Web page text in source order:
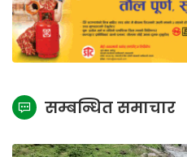
सम्बन्धित समाचार